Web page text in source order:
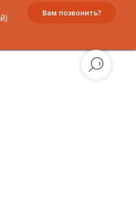
Вам позвонить?